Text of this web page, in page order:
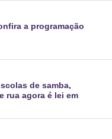
a programação
de samba,
rua agora é lei em